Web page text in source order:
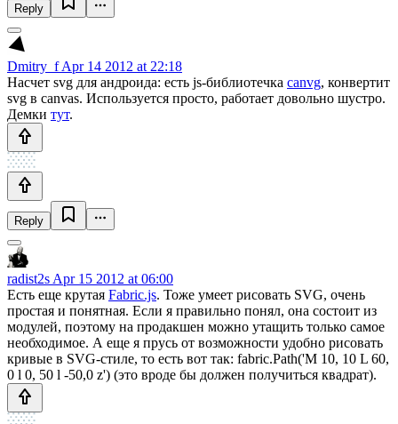
Reply
Dmitry_fApr 14 2012 at 22:18
Насчет svg для андроида: есть js-библиотечка canvg, конвертит
svg в canvas. Используется просто, работает довольно шустро.
Демки тут.
Reply
radist2s Apr 15 2012 at 06:00
Есть еще крутая Fabric.js. Тоже умеет рисовать SVG, очень
простая и понятная. Если я правильно понял, она состоит из
модулей, поэтому на продакшен можно утащить только самое
необходимое. А еще я прусь от возможности удобно рисовать
кривые в SVG-стиле, то есть вот так: fabric.Path('M 10, 10 L 60,
0 l 0, 50 l -50,0 z') (это вроде бы должен получиться квадрат).